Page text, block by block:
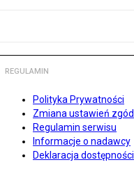
REGULAMIN
Polityka Prywatności
Zmiana ustawień zgód
Regulamin serwisu
Informacje o nadawcy
Deklaracja dostępności